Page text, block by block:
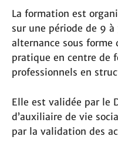
La formation est
sur une période de 9
alternance sous forme
pratique en centre de
professionnels en
Elle est validée par le
d’auxiliaire de vie
par la validation des